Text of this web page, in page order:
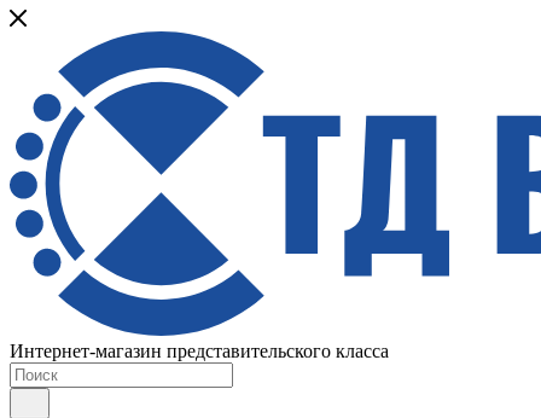
Интернет-магазин представительского класса